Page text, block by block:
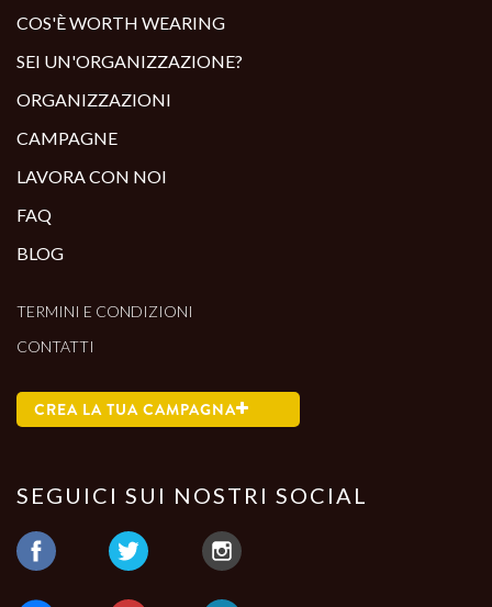
COS'È WORTH WEARING
SEI UN'ORGANIZZAZIONE?
ORGANIZZAZIONI
CAMPAGNE
LAVORA CON NOI
FAQ
BLOG
TERMINI E CONDIZIONI
CONTATTI
CREA LA TUA CAMPAGNA
SEGUICI SUI NOSTRI SOCIAL